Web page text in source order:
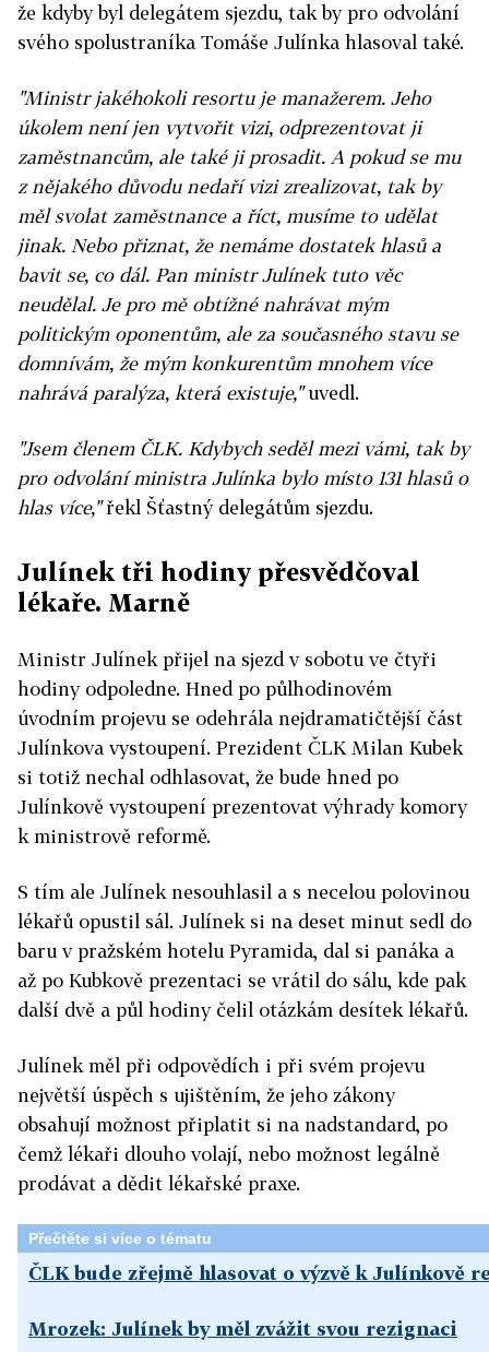
že kdyby byl delegátem sjezdu, tak by pro odvolání
svého spolustraníka Tomáše Julínka hlasoval také.
"Ministr jakéhokoli resortu je manažerem. Jeho
úkolem není jen vytvořit vizi, odprezentovat ji
zaměstnancům, ale také ji prosadit. A pokud se mu
z nějakého důvodu nedaří vizi zrealizovat, tak by
měl svolat zaměstnance a říct, musíme to udělat
jinak. Nebo přiznat, že nemáme dostatek hlasů a
bavit se, co dál. Pan ministr Julínek tuto věc
neudělal. Je pro mě obtížné nahrávat mým
politickým oponentům, ale za současného stavu se
domnívám, že mým konkurentům mnohem více
nahrává paralýza, která existuje,"uvedl.
"Jsem členem ČLK. Kdybych seděl mezi vámi, tak by
pro odvolání ministra Julínka bylo místo 131 hlasů o
hlas více,"řekl Šťastný delegátům sjezdu.
Julínek tři hodiny přesvědčoval
lékaře. Marně
Ministr Julínek přijel na sjezd v sobotu ve čtyři
hodiny odpoledne. Hned po půlhodinovém
úvodním projevu se odehrála nejdramatičtější část
Julínkova vystoupení. Prezident ČLK Milan Kubek
si totiž nechal odhlasovat, že bude hned po
Julínkově vystoupení prezentovat výhrady komory
k ministrově reformě.
S tím ale Julínek nesouhlasil a s necelou polovinou
lékařů opustil sál. Julínek si na deset minut sedl do
baru v pražském hotelu Pyramida, dal si panáka a
až po Kubkově prezentaci se vrátil do sálu, kde pak
další dvě a půl hodiny čelil otázkám desítek lékařů.
Julínek měl při odpovědích i při svém projevu
největší úspěch s ujištěním, že jeho zákony
obsahují možnost připlatit si na nadstandard, po
čemž lékaři dlouho volají, nebo možnost legálně
prodávat a dědit lékařské praxe.
Přečtěte si více o tématu
ČLK bude zřejmě hlasovat o výzvě k Julínkově
Mrozek: Julínek by měl zvážit svou rezignaci